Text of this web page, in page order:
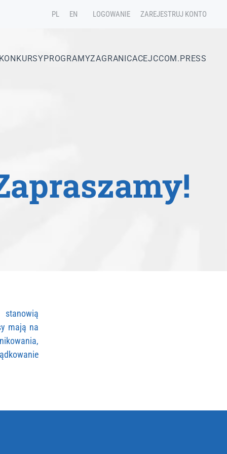
PL EN LOGOWANIE ZAREJESTRUJ KONTO
PROGRAMYZAGRANICACEJCCOM.PRESS
mają na